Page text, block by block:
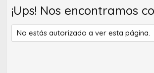
¡Ups! Nos encontramos
No estás autorizado a ver esta página.